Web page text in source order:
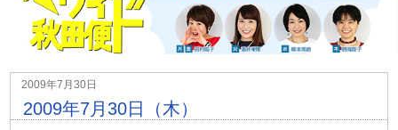
2009年7月30日
2009年7月30日（木）